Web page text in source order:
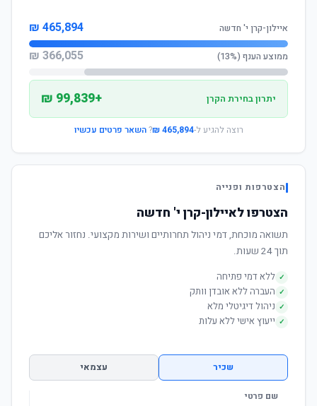
איילון-קרן י' חדשה 465,894 ₪
ממוצע הענף (13%) 366,055 ₪
יתרון בחירת הקרן +99,839 ₪
רוצה להגיע ל-465,894 ₪
?השאר פרטים עכשיו
הצטרפות ופנייה
הצטרפו לאיילון-קרן י' חדשה
תשואה מוכחת, דמי ניהול תחרותיים ושירות מקצועי. נחזור אליכם
תוך 24 שעות.
✓ ללא דמי פתיחה
✓ העברה ללא אובדן וותק
✓ ניהול דיגיטלי מלא
✓ ייעוץ אישי ללא עלות
שכיר עצמאי
שם פרטי